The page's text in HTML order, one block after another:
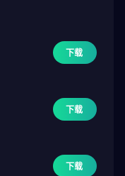
下载
下载
下载